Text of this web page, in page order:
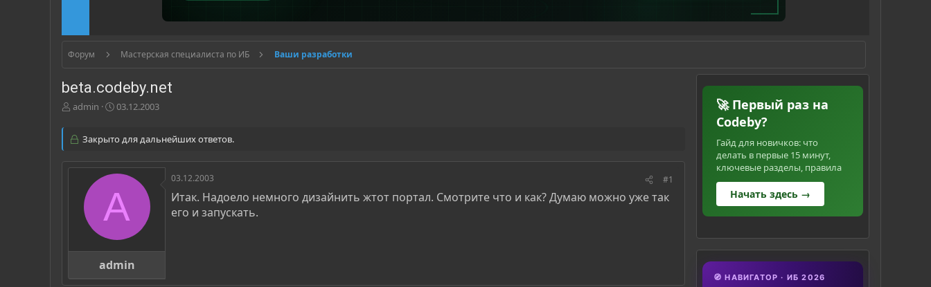
Форум Мастерская специалиста по ИБ Ваши разработки
beta.codeby.net
А
о
т
admin
Д
а
а
а
л
03.12.2003
Закрыто для дальнейших ответов.
A
admin
03.12.2003 #1
Итак. Надоело немного дизайнить жтот портал. Смотрите что и как? Думаю можно уже так
его и запускать.
🚀 Первый раз на
Codeby?
Гайд для новичков: что
делать в первые 15 минут,
ключевые разделы, правила
Начать здесь →
🧭 НАВИГАТОР · ИБ 2026